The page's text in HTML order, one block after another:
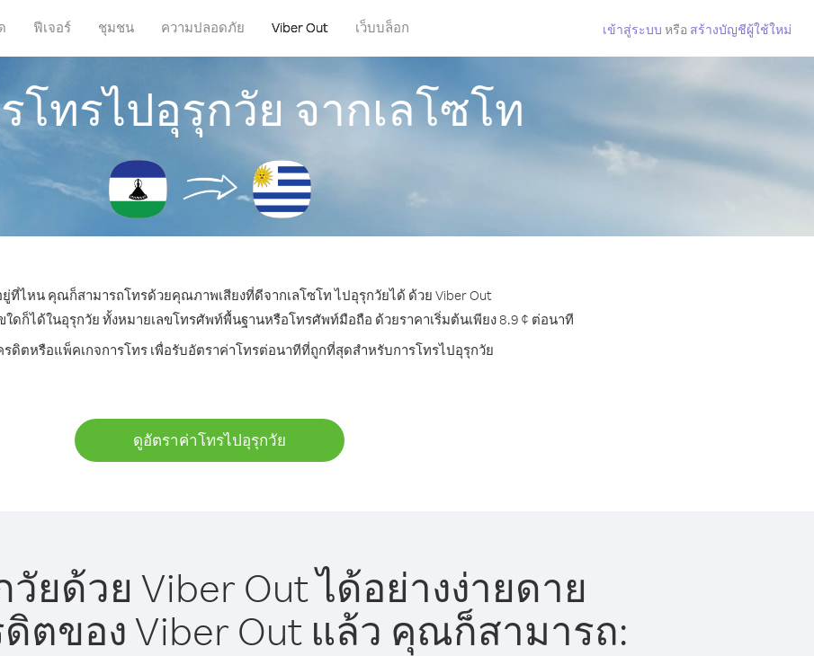
ฟีเจอร์ ชุมชน ความปลอดภัย Viber Out เว็บบล็อก เข้าสู่ระบบ หรือ สร้างบัญชีผู้ใช้ใหม่
โทรไปอุรุกวัย จากเลโซโท
ที่ไหน คุณก็สามารถโทรด้วยคุณภาพเสียงที่ดีจากเลโซโท ไปอุรุกวัยได้ ด้วย Viber Out
ดก็ได้ในอุรุกวัย ทั้งหมายเลขโทรศัพท์พื้นฐานหรือโทรศัพท์มือถือ ด้วยราคาเริ่มต้นเพียง 8.9 ¢ ต่อนาที
รดิตหรือแพ็คเกจการโทร เพื่อรับอัตราค่าโทรต่อนาทีที่ถูกที่สุดสำหรับการโทรไปอุรุกวัย
ดูอัตราค่าโทรไปอุรุกวัย
ยด้วย Viber Out ได้อย่างง่ายดาย
ตของ Viber Out แล้ว คุณก็สามารถ: